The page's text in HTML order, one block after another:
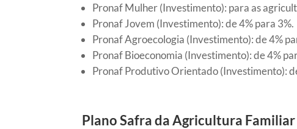
Pronaf Mulher (Investimento): para as
Pronaf Jovem (Investimento): de 4% para 3%.
Pronaf Agroecologia (Investimento): de 4%
Pronaf Bioeconomia (Investimento): de 4%
Pronaf Produtivo Orientado (Investimento):
Plano Safra da Agricultura